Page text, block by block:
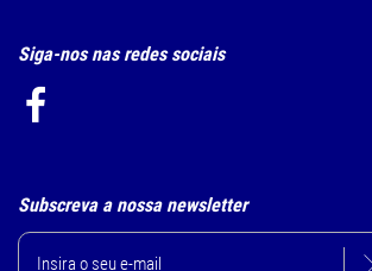
Siga-nos nas redes sociais
Subscreva a nossa newsletter